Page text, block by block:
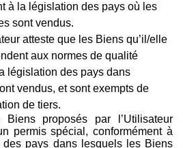
à la législation des pays où les
sont vendus.
atteste que les Biens qu’il/elle
aux normes de qualité
législation des pays dans
vendus, et sont exempts de
de tiers.
proposés par l’Utilisateur
permis spécial, conformément à
des pays dans lesquels les Biens